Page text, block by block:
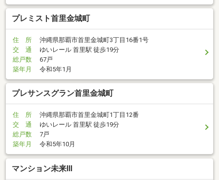
プレミスト首里金城町
住 所
沖縄県那覇市首里金城町3丁目16番1号
交 通
ゆいレール 首里駅 徒歩19分
総戸数
67戸
築年月
令和5年1月
プレサンスグラン首里金城町
住 所
沖縄県那覇市首里金城町1丁目12番
交 通
ゆいレール 首里駅 徒歩19分
総戸数
7戸
築年月
令和5年10月
マンション未来III